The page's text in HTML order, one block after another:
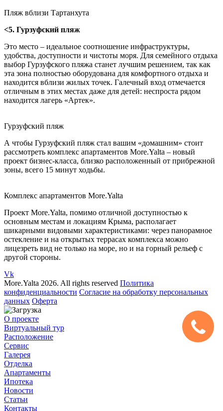
Пляж вблизи Тартанхута
<5. Гурзуфский пляж
Это место – идеальное соотношение инфраструктуры,
удобства, доступности и чистоты моря. Для семейного отдыха
выбор Гурзуфского пляжа станет лучшим решением, так как
эта зона полностью оборудована для комфортного отдыха и
находится вблизи жилых точек. Галечный вход отмечается
отличным в этих местах даже для детей: неспроста рядом
находится лагерь «Артек».
Гурзуфский пляж
А чтобы Гурзуфский пляж стал вашим «домашним» стоит
рассмотреть комплекс апартаментов More.Yalta – новый
проект бизнес-класса, близко расположенный от прибрежной
зоны, всего 15 минут ходьбы.
Комплекс апартаментов More.Yalta
Проект More.Yalta, помимо отличной доступностью к
основным местам и локациям Крыма, располагает
шикарными видовыми характеристиками: через панорамное
остекление и на открытых террасах комплекса можно
лицезреть вид не только на море, но и на горный рельеф с
другой стороны.
Vk
More.Yalta 2026. All rights reserved Политика
конфиденциальности Согласие на обработку персональных
данных Оферта
О проекте
Виртуальный тур
Расположение
Сервис
Галерея
Отделка
Апартаменты
Ипотека
Новости
Статьи
Контакты